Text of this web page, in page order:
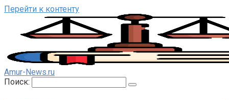
Перейти к контенту
Amur-News.ru
Поиск: